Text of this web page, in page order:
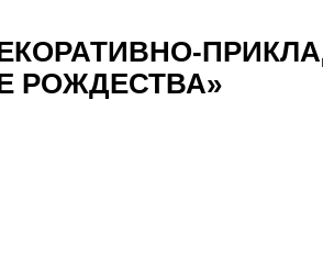
РОЖДЕСТВА»